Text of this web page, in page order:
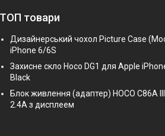
ТОП товари
Дизайнерський чохол Picture Case
iPhone 6/6S
Захисне скло Hoco DG1 для Apple
Black
Блок живлення (адаптер) HOCO C86A
2.4A з дисплеем